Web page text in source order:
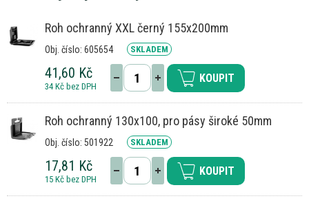
Roh ochranný XXL černý 155x200mm
Obj. číslo: 605654 SKLADEM
41,60 Kč
34 Kč bez DPH
KOUPIT
Roh ochranný 130x100, pro pásy široké 50mm
Obj. číslo: 501922 SKLADEM
17,81 Kč
15 Kč bez DPH
KOUPIT